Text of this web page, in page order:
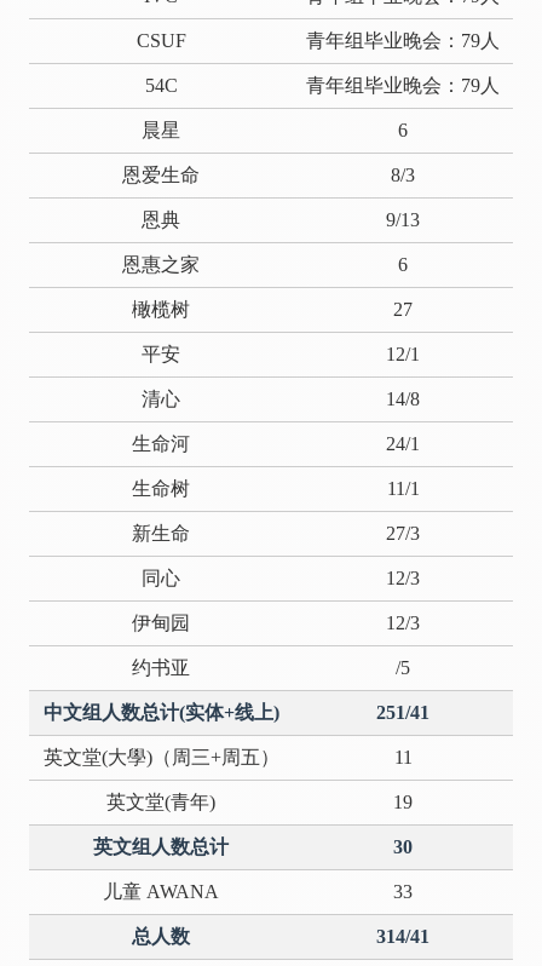
CSUF 青年组毕业晚会：79人
54C 青年组毕业晚会：79人
晨星 6
恩爱生命 8/3
恩典 9/13
恩惠之家 6
橄榄树 27
平安 12/1
清心 14/8
生命河 24/1
生命树 11/1
新生命 27/3
同心 12/3
伊甸园 12/3
约书亚 /5
中文组人数总计(实体+线上) 251/41
英文堂(大學)（周三+周五） 11
英文堂(青年) 19
英文组人数总计 30
儿童 AWANA 33
总人数 314/41